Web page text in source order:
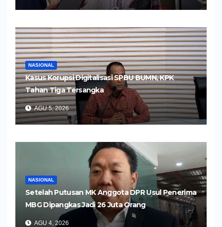
NASIONAL
Kasus Korupsi Digitalisasi SPBU BUMN, KPK
Tahan Tiga Tersangka
AGU 5, 2026
NASIONAL
Setelah Putusan MK Anggota DPR Usul Penerima
MBG Dipangkas Jadi 26 Juta Orang
AGU 4, 2026